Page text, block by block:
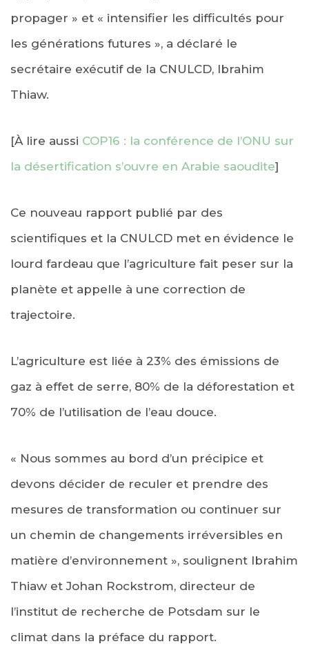
propager » et « intensifier les difficultés pour
les générations futures », a déclaré le
secrétaire exécutif de la CNULCD, Ibrahim
Thiaw.
[À lire aussi COP16 : la conférence de l’ONU sur
la désertification s’ouvre en Arabie saoudite]
Ce nouveau rapport publié par des
scientifiques et la CNULCD met en évidence le
lourd fardeau que l’agriculture fait peser sur la
planète et appelle à une correction de
trajectoire.
L’agriculture est liée à 23% des émissions de
gaz à effet de serre, 80% de la déforestation et
70% de l’utilisation de l’eau douce.
« Nous sommes au bord d’un précipice et
devons décider de reculer et prendre des
mesures de transformation ou continuer sur
un chemin de changements irréversibles en
matière d’environnement », soulignent Ibrahim
Thiaw et Johan Rockstrom, directeur de
l’institut de recherche de Potsdam sur le
climat dans la préface du rapport.